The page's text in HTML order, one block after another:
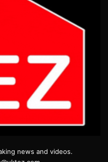
news and videos.